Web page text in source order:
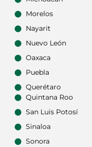
Morelos
Nayarit
Nuevo León
Oaxaca
Puebla
Querétaro
Quintana Roo
San Luis Potosí
Sinaloa
Sonora